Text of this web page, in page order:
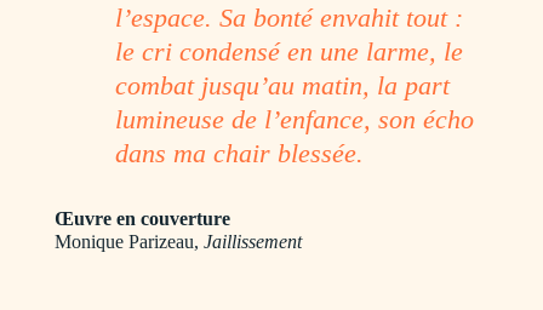
l’espace. Sa bonté envahit tout :
le cri condensé en une larme, le
combat jusqu’au matin, la part
lumineuse de l’enfance, son écho
dans ma chair blessée.
Œuvre en couverture
Monique Parizeau, Jaillissement